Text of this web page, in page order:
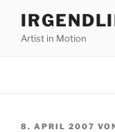
Inhalt
springenArtist in Motion
VERÖFFENTLICHT
8. APRIL 2007